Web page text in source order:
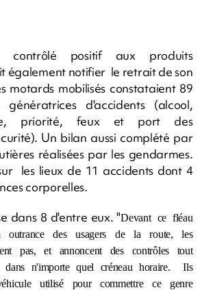
contrôlé positif aux produits
également notifier le retrait de son
motards mobilisés constataient 89
génératrices d'accidents (alcool,
priorité, feux et port des
Un bilan aussi complété par
réalisées par les gendarmes.
les lieux de 11 accidents dont 4
corporelles.
dans 8 d'entre eux. "Devant ce fléau
outrance des usagers de la route, les
pas, et annoncent des contrôles tout
n'importe quel créneau horaire. Ils
utilisé pour commettre ce genre